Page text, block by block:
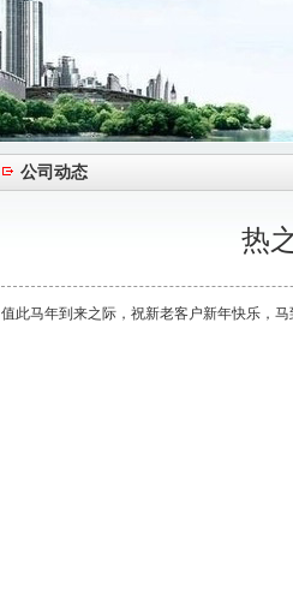
公司动态
热
值此马年到来之际，祝新老客户新年快乐，